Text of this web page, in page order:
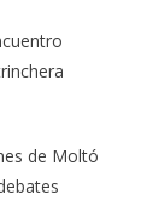
de Moltó